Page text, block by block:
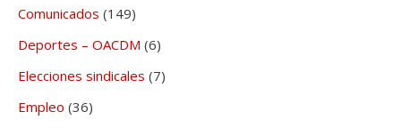
Comunicados (149)
Deportes – OACDM (6)
Elecciones sindicales (7)
Empleo (36)